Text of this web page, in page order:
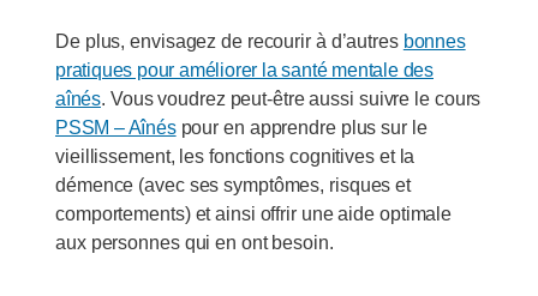
De plus, envisagez de recourir à d’autres bonnes
pratiques pour améliorer la santé mentale des
aînés. Vous voudrez peut-être aussi suivre le cours
PSSM – Aînéspour en apprendre plus sur le
vieillissement, les fonctions cognitives et la
démence (avec ses symptômes, risques et
comportements) et ainsi offrir une aide optimale
aux personnes qui en ont besoin.